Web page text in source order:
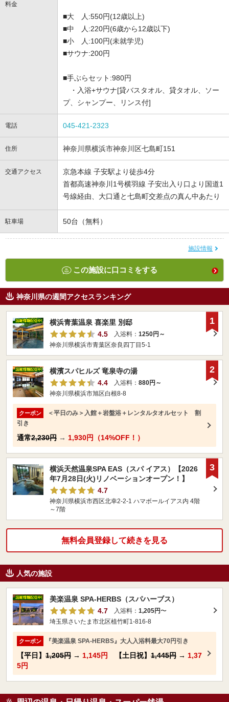
料金
■大 人:550円(12歳以上)
■中 人:220円(6歳から12歳以下)
■小 人:100円(未就学児)
■サウナ:200円
■手ぶらセット:980円
・入浴+サウナ[貸バスタオル、貸タオル、ソー
プ、シャンプー、リンス付]
電話 045-421-2323
住所 神奈川県横浜市神奈川区七島町151
交通アクセス
京急本線 子安駅より徒歩4分
首都高速神奈川1号横羽線 子安出入り口より国道1
号線経由、大口通と七島町交差点の真ん中あたり
駐車場 50台（無料）
施設情報
この施設に口コミをする
神奈川県の週間アクセスランキング
横浜青葉温泉 喜楽里 別邸
4.5
入浴料： 1250円～
神奈川県横浜市青葉区奈良四丁目5-1
1
横濱スパヒルズ 竜泉寺の湯
4.4
入浴料： 880円～
神奈川県横浜市旭区白根8-8
クーポン
＜平日のみ＞入館＋岩盤浴＋レンタルタオルセット 割
引き
通常2,230円 → 1,930円（14%OFF！）
2
横浜天然温泉SPA EAS（スパ イアス）【2026
年7月28日(火)リノベーションオープン！】
4.7
神奈川県横浜市西区北幸2-2-1 ハマボールイアス内 4階
～7階
3
無料会員登録して続きを見る
人気の施設
美楽温泉 SPA-HERBS（スパハーブス）
4.7
入浴料： 1,205円〜
埼玉県さいたま市北区植竹町1-816-8
クーポン 『美楽温泉 SPA-HERBS』大人入浴料最大70円引き
【平日】 1,205円 → 1,145円 【土日祝】 1,445円 → 1,37
5円